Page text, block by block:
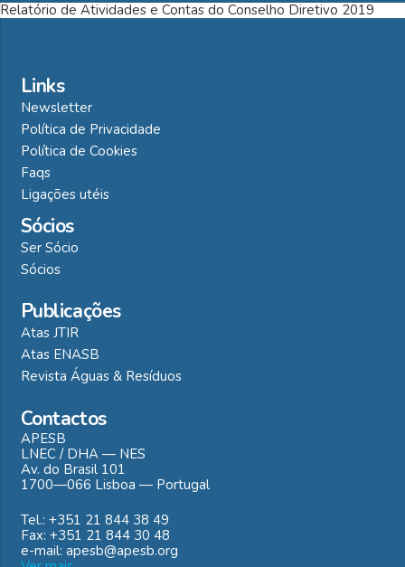
Relatório de Atividades e Contas do Conselho Diretivo 2019
Links
Newsletter
Política de Privacidade
Política de Cookies
Faqs
Ligações utéis
Sócios
Ser Sócio
Sócios
Publicações
Atas JTIR
Atas ENASB
Revista Águas & Resíduos
Contactos
APESB
LNEC / DHA — NES
Av. do Brasil 101
1700—066 Lisboa — Portugal
Tel.: +351 21 844 38 49
Fax: +351 21 844 30 48
e-mail: apesb@apesb.org